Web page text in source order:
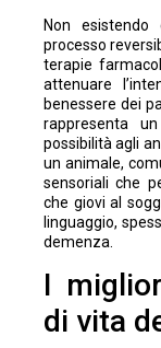
Non
processo
terapie
attenuare
benessere dei
rappresenta
possibilità agli
un animale,
sensoriali che
che giovi al
linguaggio,
demenza.
I
di vita